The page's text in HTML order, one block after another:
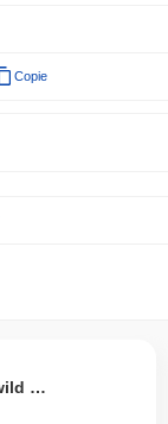
Copie
Gonewild Token